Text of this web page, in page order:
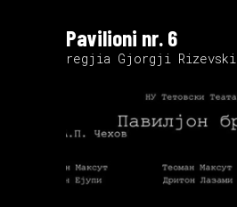
Pavilioni nr. 6
regjia Gjorgji Rizevski